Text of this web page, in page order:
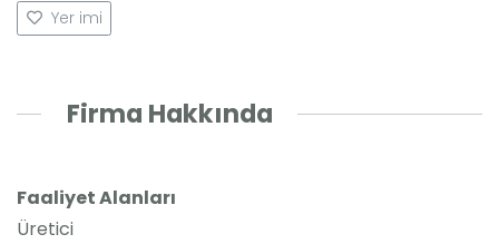
Yer imi
Firma Hakkında
Faaliyet Alanları
Üretici